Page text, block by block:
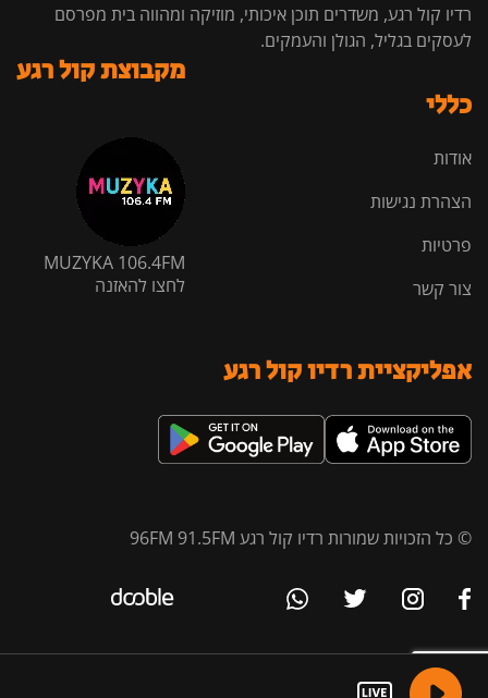
רדיו קול רגע, משדרים תוכן איכותי, מוזיקה ומהווה בית מפרסם
לעסקים בגליל, הגולן והעמקים.
כללי
אודות
הצהרת נגישות
פרטיות
צור קשר
מקבוצת קול רגע
MUZYKA 106.4FM
לחצו להאזנה
אפליקציית רדיו קול רגע
© כל הזכויות שמורות רדיו קול רגע 96FM 91.5FM